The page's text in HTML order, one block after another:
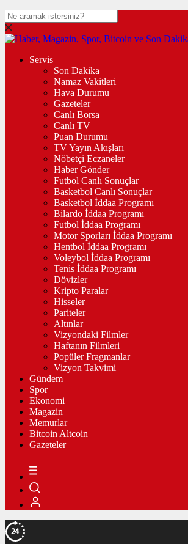
Servis
Son Dakika
Namaz Vakitleri
Hava Durumu
Gazeteler
Canlı Borsa
Canlı TV
Puan Durumu
TV Yayın Akışları
Nöbetçi Eczaneler
Haber Gönder
Futbol Canlı Sonuçlar
Basketbol Canlı Sonuçlar
Basketbol İddaa Programı
Bilardo İddaa Programı
Futbol İddaa Programı
Motor Sporları İddaa Programı
Hentbol İddaa Programı
Voleybol İddaa Programı
Tenis İddaa Programı
Dövizler
Kripto Paralar
Hisseler
Pariteler
Altınlar
Vizyondaki Filmler
Haftanın Filmleri
Popüler Fragmanlar
Vizyon Takvimi
Gündem
Spor
Ekonomi
Magazin
Memurlar
Bitcoin Altcoin
Gazeteler